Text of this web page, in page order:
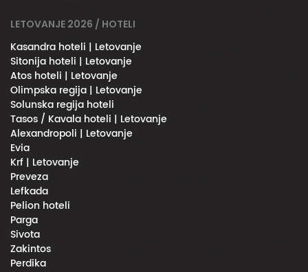
LETOVANJE 2026 / HOTELI
Kasandra hoteli | Letovanje
Sitonija hoteli | Letovanje
Atos hoteli | Letovanje
Olimpska regija | Letovanje
Solunska regija hoteli
Tasos / Kavala hoteli | Letovanje
Alexandropoli | Letovanje
Evia
Krf | Letovanje
Preveza
Lefkada
Pelion hoteli
Parga
Sivota
Zakintos
Perdika